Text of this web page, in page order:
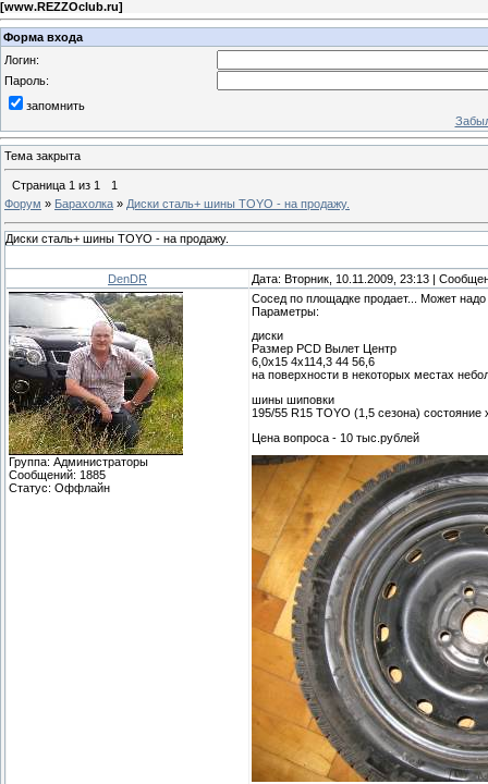
[www.REZZOclub.ru]
Форма входа
Логин:
Пароль:
запомнить
Тема закрыта
Страница 1 из 1
1
Форум » Барахолка » Диски сталь+ шины TOYO - на продажу.
Диски сталь+ шины TOYO - на продажу.
DenDR Дата: Вторник, 10.11.2009, 23:13 |
Группа: Администраторы
Сообщений: 1885
Статус: Оффлайн
Сосед по площадке продает... Может надо
Параметры:
диски
Размер PCD Вылет Центр
6,0x15 4x114,3 44 56,6
на поверхности в некоторых местах
шины шиповки
195/55 R15 TOYO (1,5 сезона) состояние
Цена вопроса - 10 тыс.рублей